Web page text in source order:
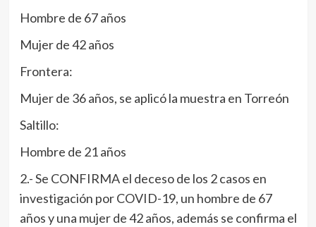
Hombre de 67 años
Mujer de 42 años
Frontera:
Mujer de 36 años, se aplicó la muestra en Torreón
Saltillo:
Hombre de 21 años
2.- Se CONFIRMA el deceso de los 2 casos en
investigación por COVID-19, un hombre de 67
años y una mujer de 42 años, además se confirma el